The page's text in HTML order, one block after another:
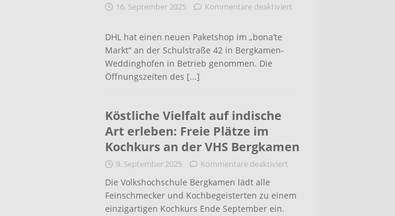
16. September 2025 Kommentare deaktiviert
DHL hat einen neuen Paketshop im „bona’te
Markt“ an der Schulstraße 42 in Bergkamen-
Weddinghofen in Betrieb genommen. Die
Öffnungszeiten des [...]
Köstliche Vielfalt auf indische
Art erleben: Freie Plätze im
Kochkurs an der VHS Bergkamen
9. September 2025 Kommentare deaktiviert
Die Volkshochschule Bergkamen lädt alle
Feinschmecker und Kochbegeisterten zu einem
einzigartigen Kochkurs Ende September ein.